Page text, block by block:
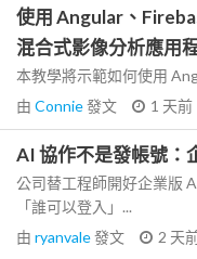
使用 Angular、
混合式影像分析應用
本教學將示範如何使用
由 Connie發文 1 天前
AI 協作不是發帳號：
公司替工程師開好企業版
「誰可以登入」...
由 ryanvale發文 2 天